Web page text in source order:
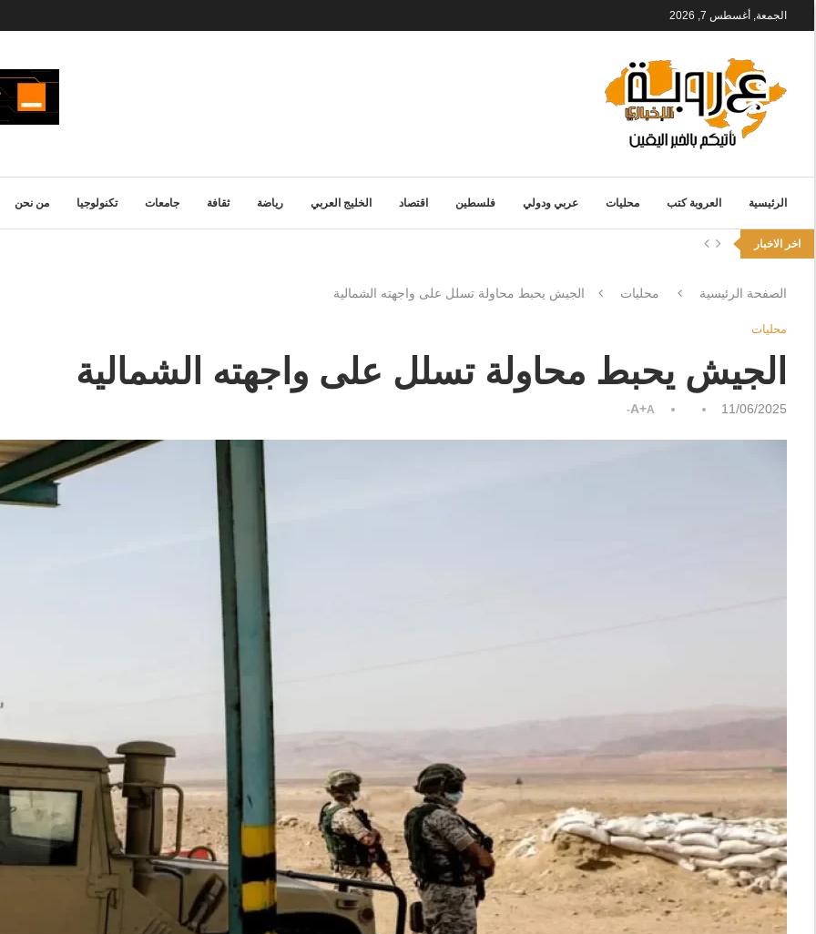
الجمعة, أغسطس 7, 2026
الرئيسية العروبة كتب محليات عربي ودولي فلسطين اقتصاد الخليج العربي رياضة ثقافة جامعات تكنولوجيا من نحن
اخر الاخبار
الصفحة الرئيسية محليات الجيش يحبط محاولة تسلل على واجهته الشمالية
محليات
الجيش يحبط محاولة تسلل على واجهته الشمالية
11/06/2025
A+A-